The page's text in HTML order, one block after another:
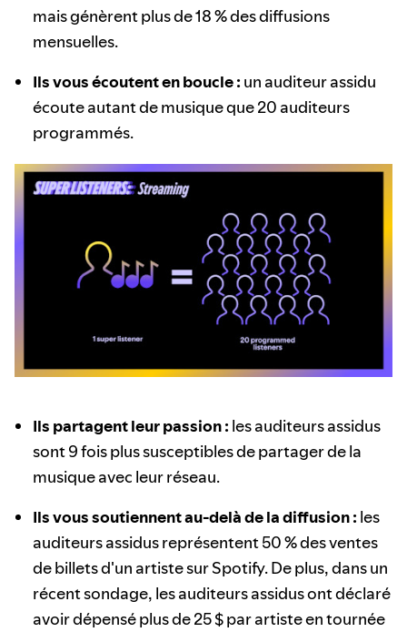
mais génèrent plus de 18 % des diffusions
mensuelles.
Ils vous écoutent en boucle : un auditeur assidu
écoute autant de musique que 20 auditeurs
programmés.
Ils partagent leur passion : les auditeurs assidus
sont 9 fois plus susceptibles de partager de la
musique avec leur réseau.
Ils vous soutiennent au-delà de la diffusion : les
auditeurs assidus représentent 50 % des ventes
de billets d'un artiste sur Spotify. De plus, dans un
récent sondage, les auditeurs assidus ont déclaré
avoir dépensé plus de 25 $ par artiste en tournée